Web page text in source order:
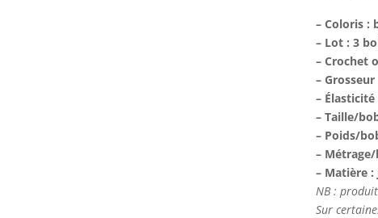
– Coloris :
– Lot : 3
– Crochet
–
–
– Taille/
– Poids/
–
– Matière :
NB :
Sur